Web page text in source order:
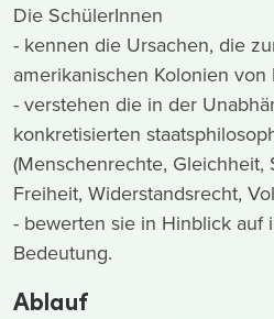
Die SchülerInnen
- kennen die Ursachen, die
amerikanischen Kolonien
- verstehen die in der
konkretisierten
(Menschenrechte, Gleichheit,
Freiheit, Widerstandsrecht,
- bewerten sie in Hinblick auf
Bedeutung.
Ablauf